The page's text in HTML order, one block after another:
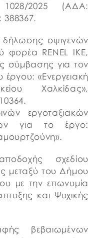
2025 (ΑΔΑ:
δήλωσης οψιγενών
φορέα RENEL IKE,
σύμβασης για τον
έργου: «Ενεργειακή
Χαλκίδας»,
εργοταξιακών
για το έργο:
σχεδίου
μεταξύ του Δήμου
με την επωνυμία
και Ψυχικής
βεβαιωμένων